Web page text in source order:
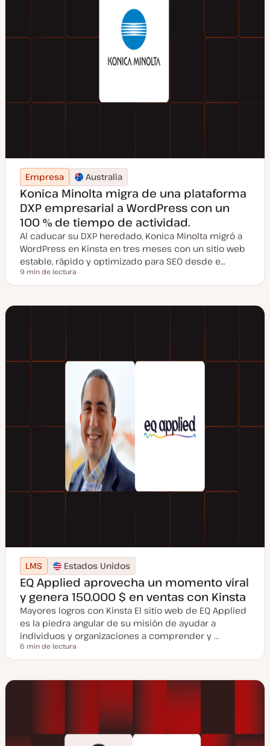
Empresa Australia
Konica Minolta migra de una plataforma
DXP empresarial a WordPress con un
100 % de tiempo de actividad.
Al caducar su DXP heredado, Konica Minolta migró a
WordPress en Kinsta en tres meses con un sitio web
estable, rápido y optimizado para SEO desde e…
Tiempo de lectura
9 min de lectura
LMS Estados Unidos
EQ Applied aprovecha un momento viral
y genera 150.000 $ en ventas con Kinsta
Mayores logros con Kinsta El sitio web de EQ Applied
es la piedra angular de su misión de ayudar a
individuos y organizaciones a comprender y ...
Tiempo de lectura
6 min de lectura